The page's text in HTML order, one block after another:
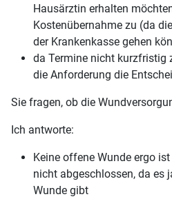
Hausärztin erhalten
Kostenübernahme zu (da
der Krankenkasse gehen
da Termine nicht kurzfristig
die Anforderung die
Sie fragen, ob die
Ich antworte:
Keine offene Wunde ergo
nicht abgeschlossen, da es
Wunde gibt